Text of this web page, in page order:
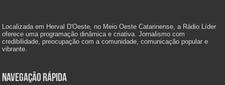
Localizada em Herval D'Oeste, no Meio Oeste Catarinense, a Rádio Líder
oferece uma programação dinâmica e criativa. Jornalismo com
credibilidade, preocupação com a comunidade, comunicação popular e
vibrante.
Navegação Rápida